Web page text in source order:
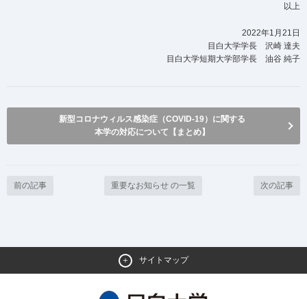
以上
2022年1月21日
目白大学学長 沢崎 達夫
目白大学短期大学部学長 油谷 純子
新型コロナウィルス感染症（COVID-19）に関する
本学の対応について【まとめ】
前の記事 重要なお知らせ の一覧 次の記事
サイトマップ